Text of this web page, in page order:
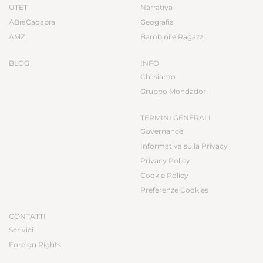
UTET
ABraCadabra
AMZ
BLOG
Narrativa
Geografia
Bambini e Ragazzi
INFO
Chi siamo
Gruppo Mondadori
TERMINI GENERALI
Governance
Informativa sulla Privacy
Privacy Policy
Cookie Policy
Preferenze Cookies
CONTATTI
Scrivici
Foreign Rights